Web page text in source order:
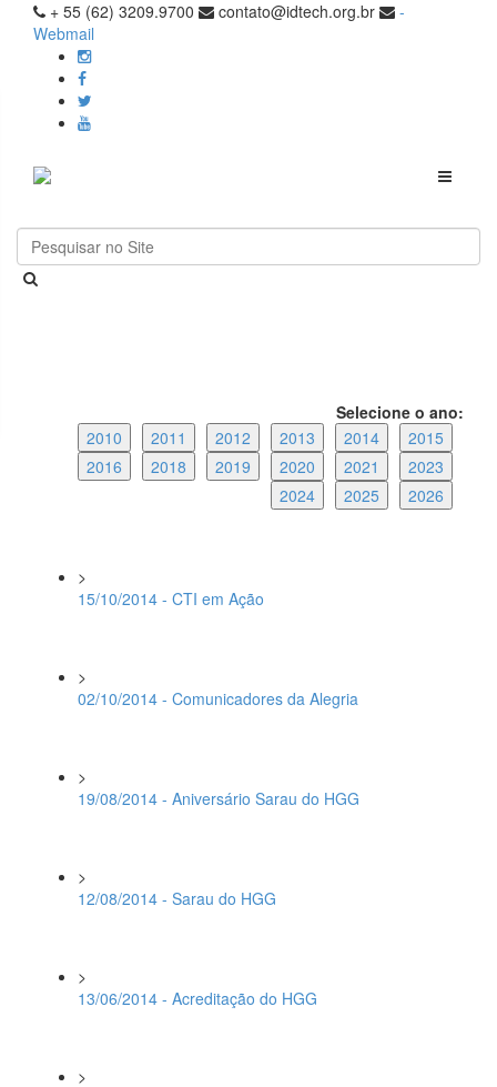
+ 55 (62) 3209.9700 contato@idtech.org.br
-
Webmail
Toggle
Selecione o ano:
2010
2011 2012 2013 2014
2015
2016
2018 2019 2020 2021
2023
2024
2025 2026
>
15/10/2014 - CTI em Ação
>
02/10/2014 - Comunicadores da Alegria
>
19/08/2014 - Aniversário Sarau do HGG
>
12/08/2014 - Sarau do HGG
>
13/06/2014 - Acreditação do HGG
>